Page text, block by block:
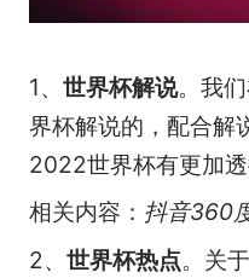
1、 世界杯解说。我
界杯解说的，配合解
2022世界杯有更加透
相关内容： 抖音360
2、 世界杯热点。关